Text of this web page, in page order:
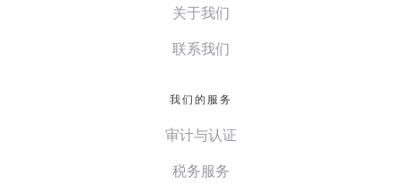
关于我们
联系我们
我们的服务
审计与认证
税务服务